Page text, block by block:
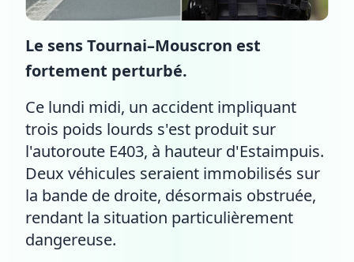
Le sens Tournai–Mouscron est
fortement perturbé.
Ce lundi midi, un accident impliquant
trois poids lourds s'est produit sur
l'autoroute E403, à hauteur d'Estaimpuis.
Deux véhicules seraient immobilisés sur
la bande de droite, désormais obstruée,
rendant la situation particulièrement
dangereuse.